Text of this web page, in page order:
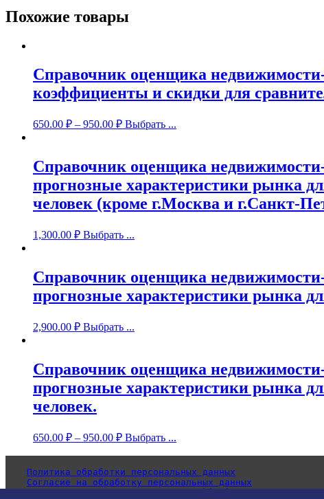
Похожие товары
Справочник оценщика
коэффициенты и скидки для
650.00 ₽ – 950.00 ₽ Выбрать ...
Справочник оценщика
прогнозные характеристики рынка
человек (кроме г.Москва и г.Санкт-
1,300.00 ₽ Выбрать ...
Справочник оценщика
прогнозные характеристики рынка
2,900.00 ₽ Выбрать ...
Справочник оценщика
прогнозные характеристики рынка
человек.
650.00 ₽ – 950.00 ₽ Выбрать ...
Политика обработки персональных данных
Согласие на обработку персональных данных